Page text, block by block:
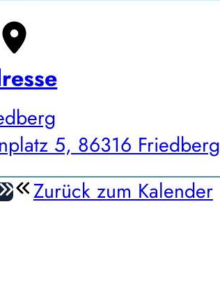
5, 86316 Friedberg
Zurück zum Kalender